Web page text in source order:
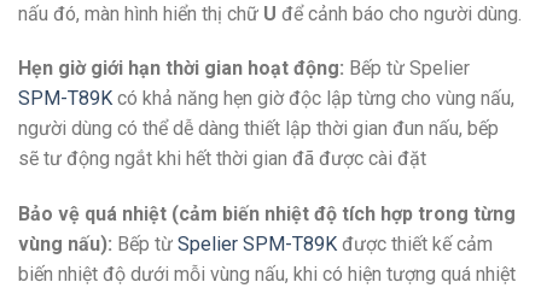
nấu đó, màn hình hiển thị chữ U để cảnh báo cho người dùng.
Hẹn giờ giới hạn thời gian hoạt động: Bếp từ Spelier
SPM-T89K có khả năng hẹn giờ độc lập từng cho vùng nấu,
người dùng có thể dễ dàng thiết lập thời gian đun nấu, bếp
sẽ tư động ngắt khi hết thời gian đã được cài đặt
Bảo vệ quá nhiệt (cảm biến nhiệt độ tích hợp trong từng
vùng nấu): Bếp từ Spelier SPM-T89K được thiết kế cảm
biến nhiệt độ dưới mỗi vùng nấu, khi có hiện tượng quá nhiệt